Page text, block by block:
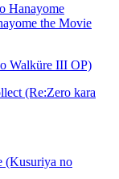
Hanayome
the Movie
Walküre III OP)
(Re:Zero kara
(Kusuriya no